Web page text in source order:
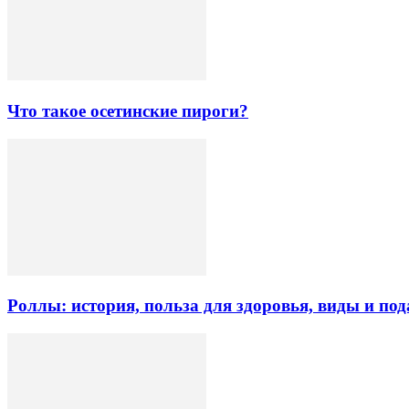
Что такое осетинские пироги?
Роллы: история, польза для здоровья, виды и